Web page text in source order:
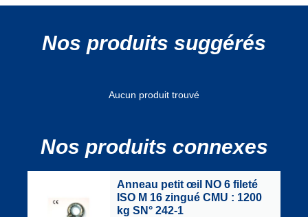
Nos produits suggérés
Aucun produit trouvé
Nos produits connexes
Anneau petit œil NO 6 fileté
ISO M 16 zingué CMU : 1200
kg SN° 242-1